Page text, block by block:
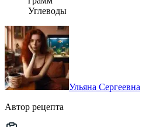
Углеводы
Ульяна Сергеевна
Автор рецепта